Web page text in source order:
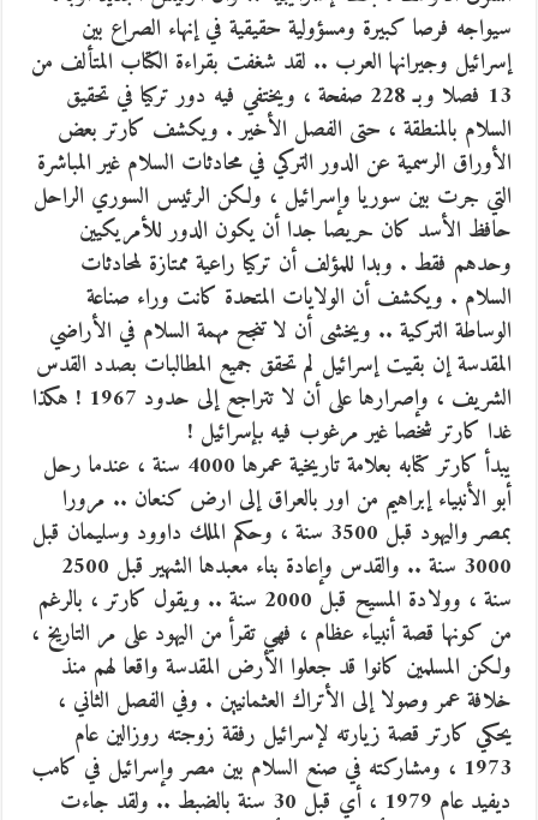
سيواجه فرصا كبيرة ومسؤولية حقيقية في إنهاء الصراع بين
إسرائيل وجيرانها العرب .. لقد شغفت بقراءة الكتاب المتألف من
13 فصلا وبـ 228 صفحة ، ويختفي فيه دور تركيا في تحقيق
السلام بالمنطقة ، حتى الفصل الأخير . ويكشف كارتر بعض
الأوراق الرسمية عن الدور التركي في محادثات السلام غير المباشرة
التي جرت بين سوريا وإسرائيل ، ولكن الرئيس السوري الراحل
حافظ الأسد كان حريصا جدا أن يكون الدور للأمريكيين
وحدهم فقط . وبدا للمؤلف أن تركيا راعية ممتازة لمحادثات
السلام . ويكشف أن الولايات المتحدة كانت وراء صناعة
الوساطة التركية .. ويخشى أن لا تنجح مهمة السلام في الأراضي
المقدسة إن بقيت إسرائيل لم تحقق جميع المطالبات بصدد القدس
الشريف ، وإصرارها على أن لا تتراجع إلى حدود 1967 ! هكذا
غدا كارتر شخصا غير مرغوب فيه بإسرائيل !
يبدأ كارتر كتابه بعلامة تاريخية عمرها 4000 سنة ، عندما رحل
أبو الأنبياء إبراهيم من اور بالعراق إلى ارض كنعان .. مرورا
بمصر واليهود قبل 3500 سنة ، وحكم الملك داوود وسليمان قبل
3000 سنة .. والقدس وإعادة بناء معبدها الشهير قبل 2500
سنة ، وولادة المسيح قبل 2000 سنة .. ويقول كارتر ، بالرغم
من كونها قصة أنبياء عظام ، فهي تقرأ من اليهود على مر التاريخ ،
ولكن المسلمين كانوا قد جعلوا الأرض المقدسة واقعا لهم منذ
خلافة عمر وصولا إلى الأتراك العثمانيين . وفي الفصل الثاني ،
يحكي كارتر قصة زيارته لإسرائيل رفقة زوجته روزالين عام
1973 ، ومشاركته في صنع السلام بين مصر وإسرائيل في كامب
ديفيد عام 1979 ، أي قبل 30 سنة بالضبط .. ولقد جاءت